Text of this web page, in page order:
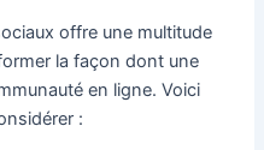
offre une multitude
la façon dont une
en ligne. Voici
: